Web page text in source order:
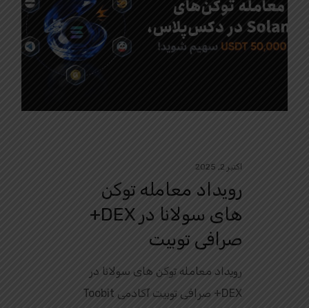
اکتبر 2, 2025
رویداد معامله توکن‌
های سولانا در DEX+
صرافی توبیت
رویداد معامله توکن‌ های سولانا در
DEX+ صرافی توبیت آکادمی Toobit